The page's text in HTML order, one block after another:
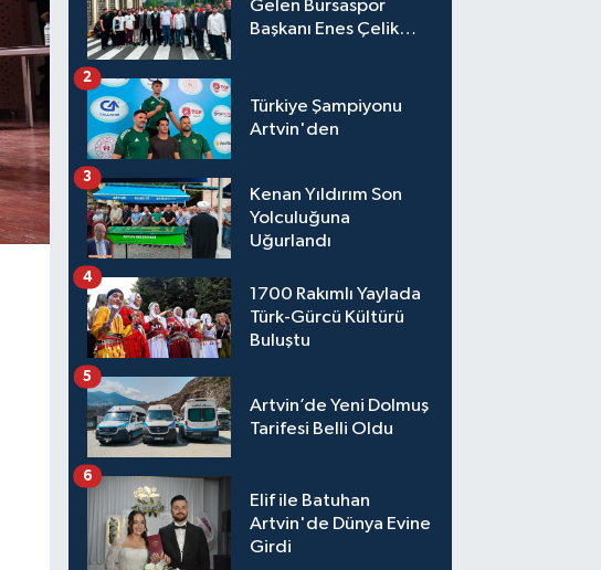
Gelen Bursaspor
Başkanı Enes Çelik
Türkiye Şampiyonu
Artvin'den
2
Kenan Yıldırım Son
Yolculuğuna
Uğurlandı
3
1700 Rakımlı Yaylada
Türk-Gürcü Kültürü
Buluştu
4
Artvin’de Yeni Dolmuş
Tarifesi Belli Oldu
5
Elif ile Batuhan
Artvin'de Dünya Evine
Girdi
6